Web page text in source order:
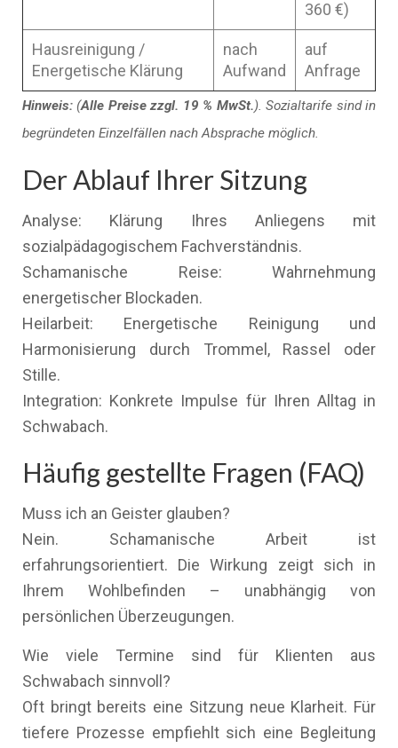
360 €)
Hausreinigung /
Energetische Klärung
nach
Aufwand
auf
Anfrage
Hinweis: (Alle Preise zzgl. 19 % MwSt.). Sozialtarife sind in
begründeten Einzelfällen nach Absprache möglich.
Der Ablauf Ihrer Sitzung
Analyse: Klärung Ihres Anliegens mit
sozialpädagogischem Fachverständnis.
Schamanische Reise: Wahrnehmung
energetischer Blockaden.
Heilarbeit: Energetische Reinigung und
Harmonisierung durch Trommel, Rassel oder
Stille.
Integration: Konkrete Impulse für Ihren Alltag in
Schwabach.
Häufig gestellte Fragen (FAQ)
Muss ich an Geister glauben?
Nein. Schamanische Arbeit ist
erfahrungsorientiert. Die Wirkung zeigt sich in
Ihrem Wohlbefinden – unabhängig von
persönlichen Überzeugungen.
Wie viele Termine sind für Klienten aus
Schwabach sinnvoll?
Oft bringt bereits eine Sitzung neue Klarheit. Für
tiefere Prozesse empfiehlt sich eine Begleitung